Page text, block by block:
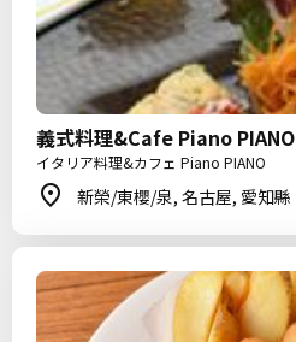
義式料理&Cafe Piano PIANO
イタリア料理&カフェ Piano PIANO
新榮/東櫻/泉, 名古屋, 愛知縣